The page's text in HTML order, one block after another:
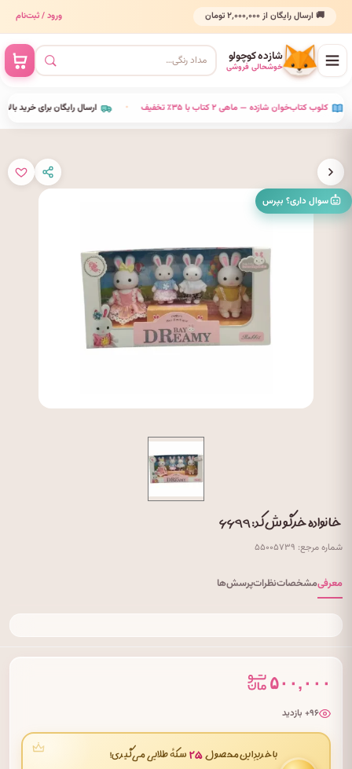
🚚 ارسال رایگان از ۲٬۰۰۰٬۰۰۰ تومان ورود / ثبت‌نام
شازده کوچولو
خوشحالی فروشی
ارسال رایگان برای خرید بالای • کلوب کتاب‌خوان شازده — ماهی ۲ کتاب با ۳۵٪ تخفیف •
سوال داری؟ بپرس
خانواده خرگوش کد: ۶۶۹۹
شماره مرجع: ۵۵۰۰۵۷۳۹
معرفیمشخصاتنظراتپرسش‌ها
۵۰۰,۰۰۰
۹۶+ بازدید
با خریدِ این محصول ۲۵ سکهٔ طلایی می‌گیری!